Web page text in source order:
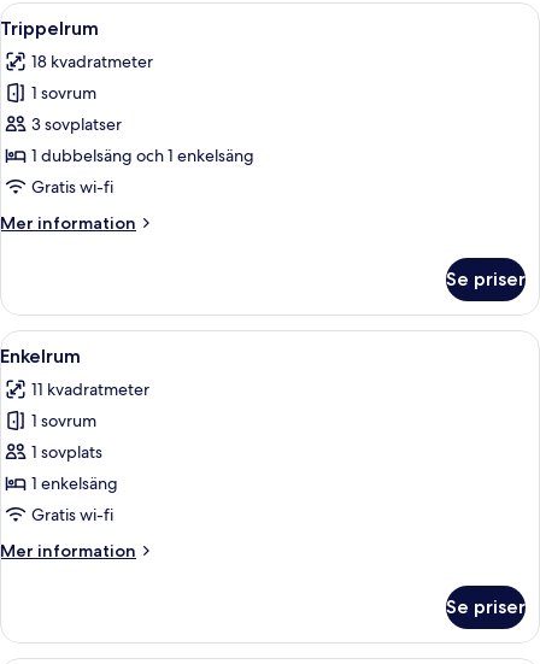
Öppna
alla
foton
för
Trippelrum
Ett hotellrum med två sängar, en
6
Trippelrum
18 kvadratmeter
1 sovrum
3 sovplatser
1 dubbelsäng och 1 enkelsäng
Gratis wi-fi
Mer information
Mer
Se priser
Öppna
alla
foton
för
Enkelrum
Ett hotellrum med ett stort fönster,
4
Enkelrum
11 kvadratmeter
1 sovrum
1 sovplats
1 enkelsäng
Gratis wi-fi
Mer information
Mer
Se priser